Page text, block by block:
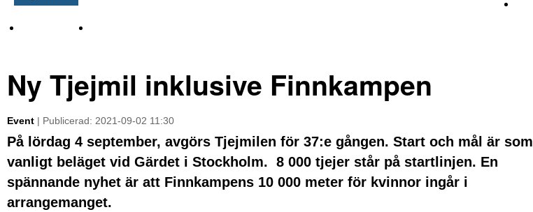
Ny Tjejmil inklusive Finnkampen
Event | Publicerad: 2021-09-02 11:30
På lördag 4 september, avgörs Tjejmilen för 37:e gången. Start och mål är som
vanligt beläget vid Gärdet i Stockholm. 8 000 tjejer står på startlinjen. En
spännande nyhet är att Finnkampens 10 000 meter för kvinnor ingår i
arrangemanget.